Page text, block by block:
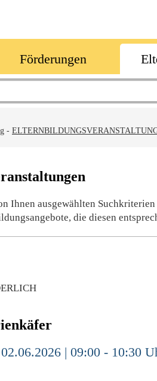
Förderungen
-
Ihnen ausgewählten
die diesen
| 09:00 - 10:30